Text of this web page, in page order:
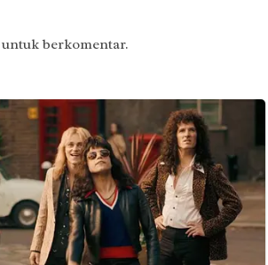
untuk berkomentar.